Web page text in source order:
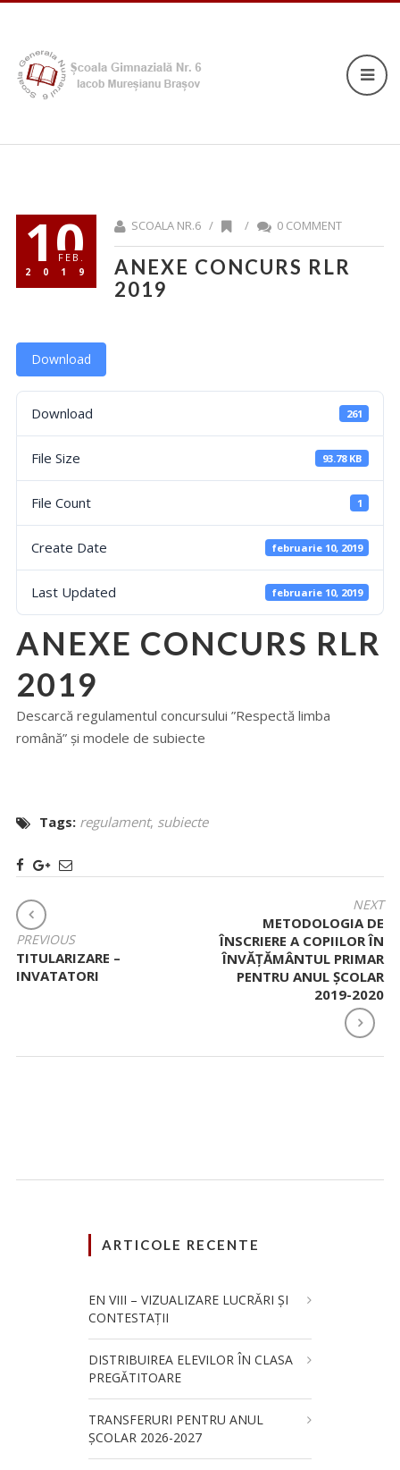
10
FEB.
2019
SCOALA NR.6 / / 0 COMMENT
ANEXE CONCURS RLR
2019
Download
Download 261
File Size 93.78 KB
File Count 1
Create Date februarie 10, 2019
Last Updated februarie 10, 2019
ANEXE CONCURS RLR
2019
Descarcă regulamentul concursului ”Respectă limba
română” și modele de subiecte
Tags: regulament, subiecte
NAVIGARE
ÎN
ARTICOLE
PREVIOUS
TITULARIZARE –
INVATATORI
NEXT
METODOLOGIA DE
ÎNSCRIERE A COPIILOR ÎN
ÎNVĂȚĂMÂNTUL PRIMAR
PENTRU ANUL ȘCOLAR
2019-2020
ARTICOLE RECENTE
EN VIII – VIZUALIZARE LUCRĂRI ȘI
CONTESTAȚII
DISTRIBUIREA ELEVILOR ÎN CLASA
PREGĂTITOARE
TRANSFERURI PENTRU ANUL
ȘCOLAR 2026-2027